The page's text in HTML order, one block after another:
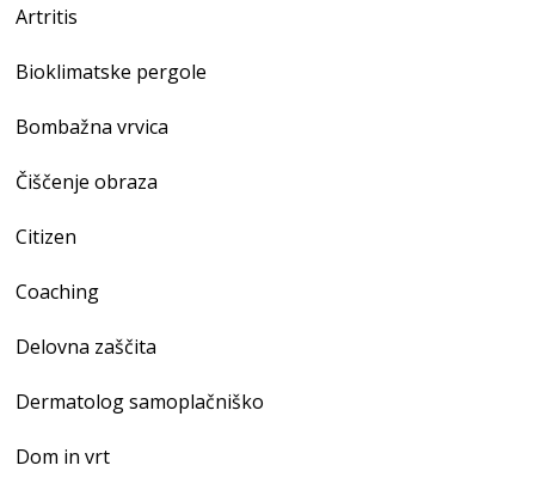
Artritis
Bioklimatske pergole
Bombažna vrvica
Čiščenje obraza
Citizen
Coaching
Delovna zaščita
Dermatolog samoplačniško
Dom in vrt